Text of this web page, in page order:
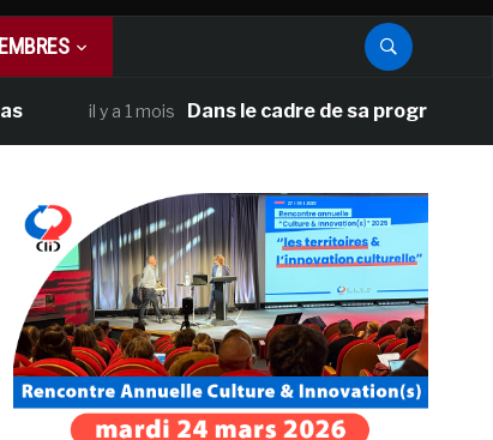
il y a 1 mois Dans le cadre de sa programmation